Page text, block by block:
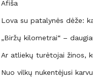
Afiša
Lova su patalynės dėže:
„Biržų kilometrai“ –
Ar atliekų turėtojai žinos,
Nuo vilkų nukentėjusi